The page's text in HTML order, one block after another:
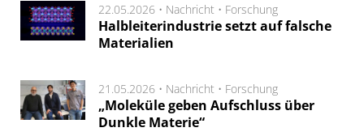
22.05.2026 • Nachricht • Forschung
Halbleiterindustrie setzt auf falsche
Materialien
21.05.2026 • Nachricht • Forschung
„Moleküle geben Aufschluss über
Dunkle Materie“